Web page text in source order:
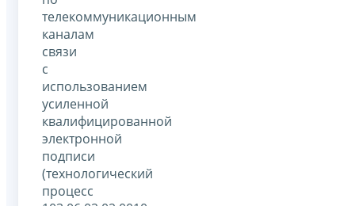
телекоммуникационным
каналам
связи
с
использованием
усиленной
квалифицированной
электронной
подписи
(технологический
процесс